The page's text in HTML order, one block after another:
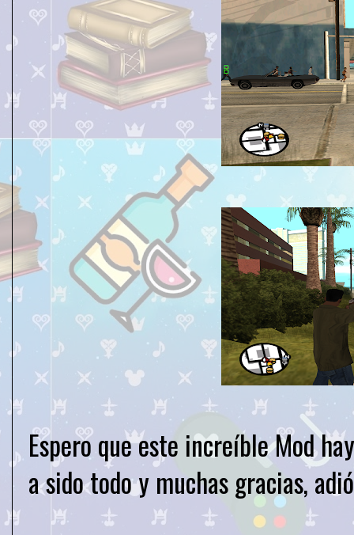
Espero que este increíble Mod
a sido todo y muchas gracias,